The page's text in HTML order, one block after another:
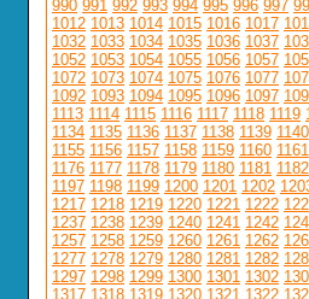
990 991 992 993 994 995 996 997
1012 1013 1014 1015 1016 1017
1032 1033 1034 1035 1036 1037
1052 1053 1054 1055 1056 1057
1072 1073 1074 1075 1076 1077
1092 1093 1094 1095 1096 1097
1113 1114 1115 1116 1117 1118 1119
1134 1135 1136 1137 1138 1139 1140
1155 1156 1157 1158 1159 1160 1161
1176 1177 1178 1179 1180 1181 1182
1197 1198 1199 1200 1201 1202
1217 1218 1219 1220 1221 1222
1237 1238 1239 1240 1241 1242
1257 1258 1259 1260 1261 1262
1277 1278 1279 1280 1281 1282
1297 1298 1299 1300 1301 1302
1317 1318 1319 1320 1321 1322